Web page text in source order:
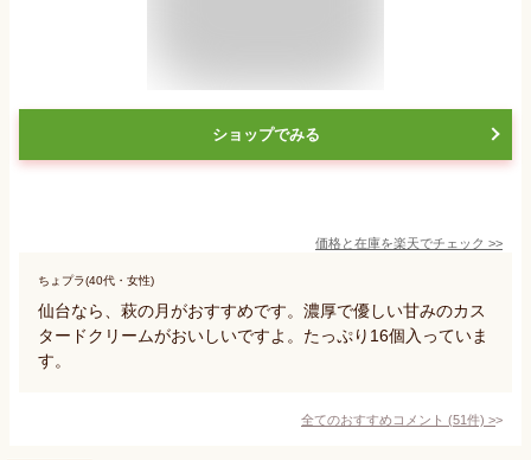
ショップでみる
価格と在庫を楽天でチェック >>
ちょプラ(40代・女性)
仙台なら、萩の月がおすすめです。濃厚で優しい甘みのカス
タードクリームがおいしいですよ。たっぷり16個入っていま
す。
全てのおすすめコメント (51件) >